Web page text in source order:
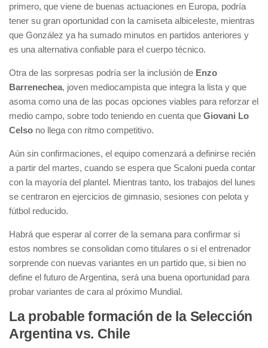
primero, que viene de buenas actuaciones en Europa, podría
tener su gran oportunidad con la camiseta albiceleste, mientras
que González ya ha sumado minutos en partidos anteriores y
es una alternativa confiable para el cuerpo técnico.
Otra de las sorpresas podría ser la inclusión de Enzo
Barrenechea, joven mediocampista que integra la lista y que
asoma como una de las pocas opciones viables para reforzar el
medio campo, sobre todo teniendo en cuenta que Giovani Lo
Celso no llega con ritmo competitivo.
Aún sin confirmaciones, el equipo comenzará a definirse recién
a partir del martes, cuando se espera que Scaloni pueda contar
con la mayoría del plantel. Mientras tanto, los trabajos del lunes
se centraron en ejercicios de gimnasio, sesiones con pelota y
fútbol reducido.
Habrá que esperar al correr de la semana para confirmar si
estos nombres se consolidan como titulares o si el entrenador
sorprende con nuevas variantes en un partido que, si bien no
define el futuro de Argentina, será una buena oportunidad para
probar variantes de cara al próximo Mundial.
La probable formación de la Selección
Argentina vs. Chile